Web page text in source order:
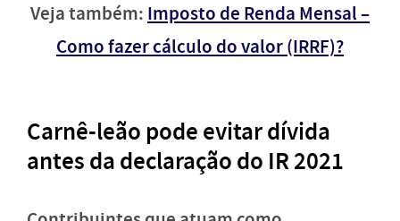
Veja também: Imposto de Renda Mensal –
Como fazer cálculo do valor (IRRF)?
Carnê-leão pode evitar dívida
antes da declaração do IR 2021